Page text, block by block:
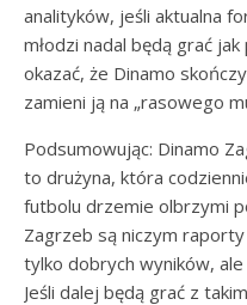
analityków, jeśli aktualna
młodzi nadal będą grać
okazać, że Dinamo
zamieni ją na „rasowego
Podsumowując: Dinamo
to drużyna, która
futbolu drzemie olbrzymi
Zagrzeb są niczym
tylko dobrych wyników,
Jeśli dalej będą grać z